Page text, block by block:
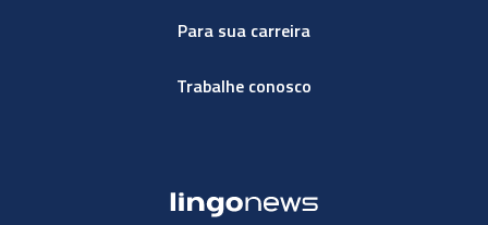
Para sua carreira
Trabalhe conosco